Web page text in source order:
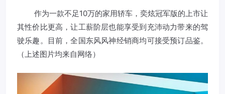
作为一款不足10万的家用轿车，奕炫冠军版的上市让
其性价比更高，让工薪阶层也能享受到充沛动力带来的驾
驶乐趣。目前，全国东风风神经销商均可接受预订品鉴。
（上述图片均来自网络）